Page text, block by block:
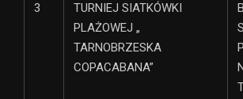
3
TURNIEJ SIATKÓWKI
PLAŻOWEJ „
TARNOBRZESKA
COPACABANA”